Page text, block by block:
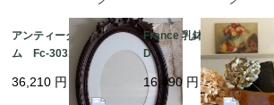
アンティークフレー
ム Fc-3031a
36,210 円
France 乳鉢 Fc-3042
D
16,490 円